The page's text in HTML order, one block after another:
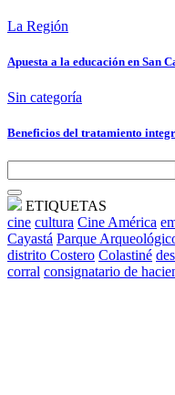
La Región
Apuesta a la educación en San
Sin categoría
Beneficios del tratamiento
ETIQUETAS
cine cultura Cine América
Cayastá Parque
distrito Costero Colastiné
corral consignatario de